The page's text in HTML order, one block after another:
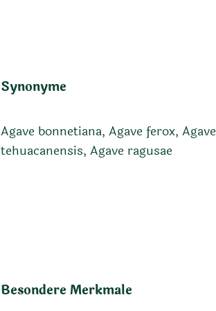
Synonyme
Agave bonnetiana, Agave ferox, Agave
tehuacanensis, Agave ragusae
Besondere Merkmale